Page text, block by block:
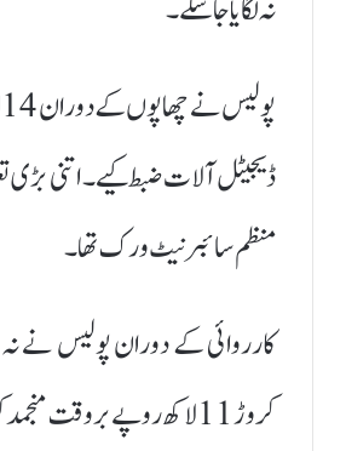
ڈیجیٹل آلات ضبط کیے۔ اتنی بڑی
منظم سائبر نیٹ ورک تھا۔
کارروائی کے دوران پولیس نے نہ
کروڑ 11 لاکھ روپے بروقت منجمد کر دیے گئے جبکہ 51 لاکھ 95 ہزار روپے متاثرین کو واپس لوٹائے گئے۔